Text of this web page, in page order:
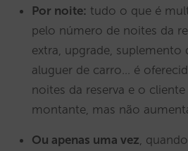
Por noite: tudo o que é
pelo número de noites da
extra, upgrade, suplemento
aluguer de carro… é
noites da reserva e o
montante, mas não
Ou apenas uma vez ,